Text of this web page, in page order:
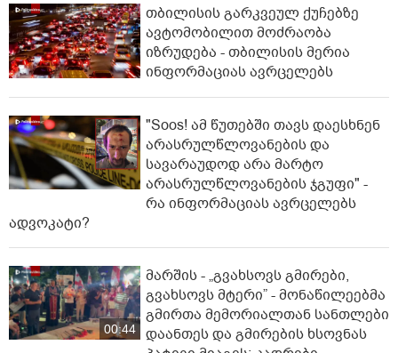
თბილისის გარკვეულ ქუჩებზე
ავტომობილით მოძრაობა
იზრუდება - თბილისის მერია
ინფორმაციას ავრცელებს
"Soos! ამ წუთებში თავს დაესხნენ
არასრულწლოვანების და
სავარაუდოდ არა მარტო
არასრულწლოვანების ჯგუფი" -
რა ინფორმაციას ავრცელებს
ადვოკატი?
00:44
მარშის - „გვახსოვს გმირები,
გვახსოვს მტერი” - მონაწილეებმა
გმირთა მემორიალთან სანთლები
დაანთეს და გმირების ხსოვნას